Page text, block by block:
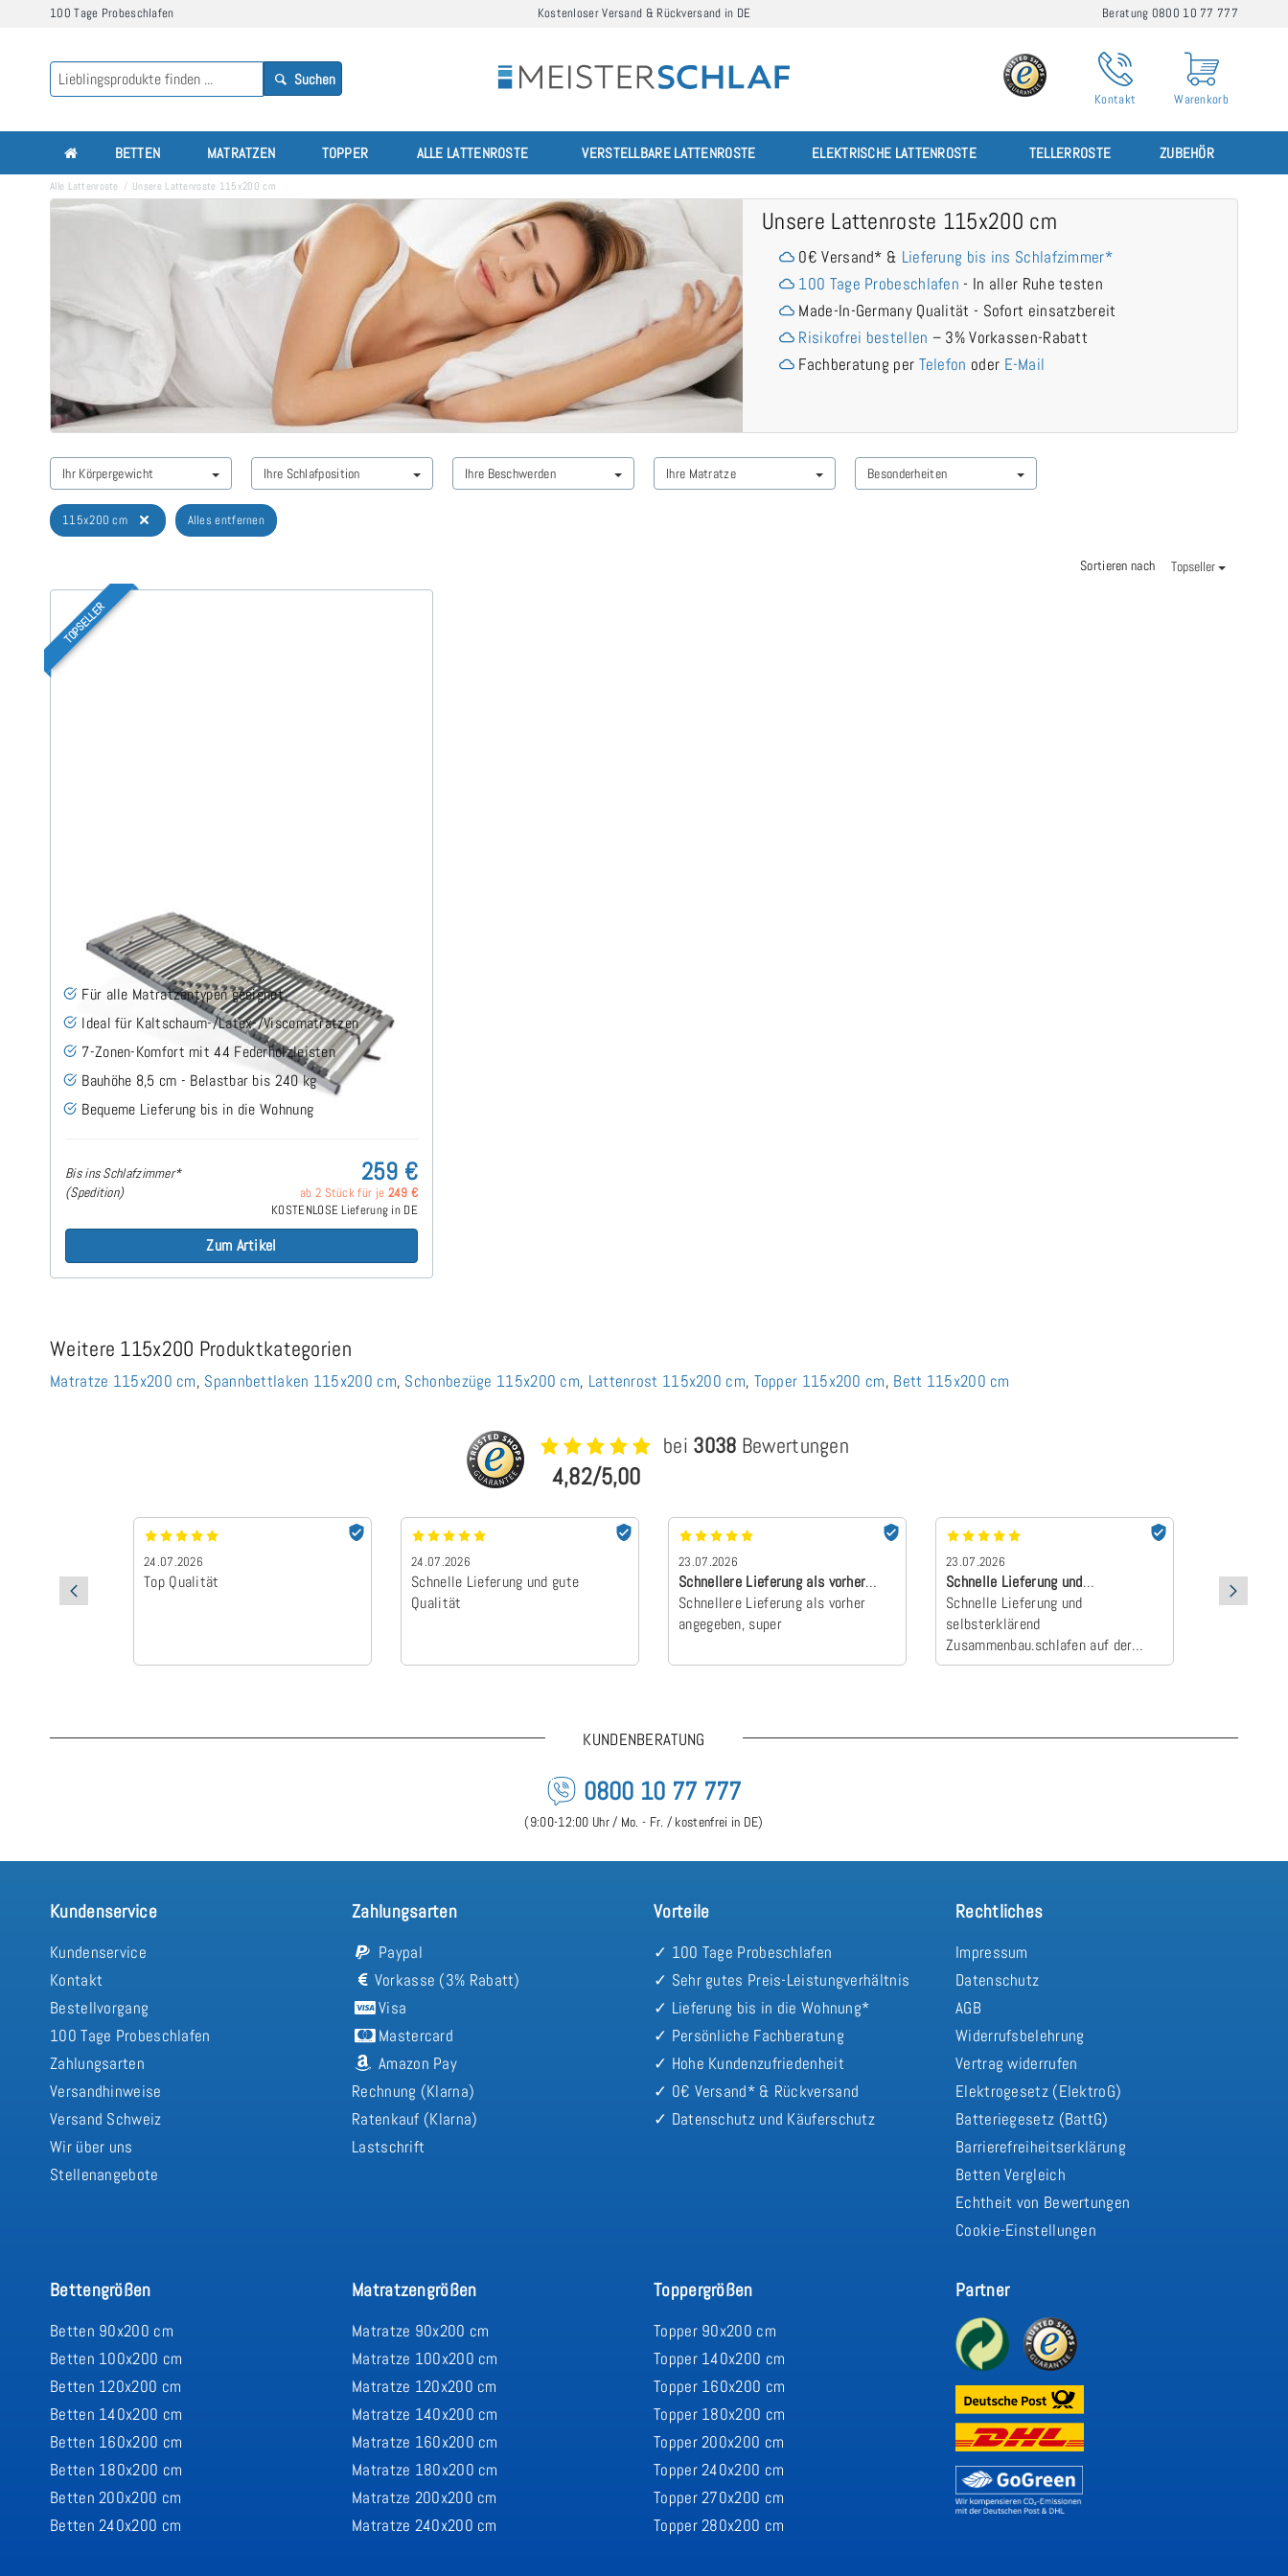
100 Tage Probeschlafen Kostenloser Versand & Rückversand in DE Beratung 0800 10 77 777
Suchen
Kontakt Warenkorb
BETTEN MATRATZEN TOPPER ALLE LATTENROSTE VERSTELLBARE LATTENROSTE ELEKTRISCHE LATTENROSTE TELLERROSTE ZUBEHÖR
Alle Lattenroste Unsere Lattenroste 115x200 cm
Unsere Lattenroste 115x200 cm
0€ Versand* & Lieferung bis ins Schlafzimmer*
100 Tage Probeschlafen - In aller Ruhe testen
Made-In-Germany Qualität - Sofort einsatzbereit
Risikofrei bestellen – 3% Vorkassen-Rabatt
Fachberatung per Telefon oder E-Mail
Ihr Körpergewicht Ihre Schlafposition Ihre Beschwerden Ihre Matratze Besonderheiten
115x200 cm Alles entfernen
Sortieren nach Topseller
TOPSELLER
Nimbo 44 NV - Lattenrost 115x200 cm
Für alle Matratzentypen geeignet
Ideal für Kaltschaum-/Latex-/Viscomatratzen
7-Zonen-Komfort mit 44 Federholzleisten
Bauhöhe 8,5 cm - Belastbar bis 240 kg
Bequeme Lieferung bis in die Wohnung
Bis ins Schlafzimmer*
(Spedition)
259 €
ab 2 Stück für je 249 €
KOSTENLOSE Lieferung in DE
Zum Artikel
Weitere 115x200 Produktkategorien
Matratze 115x200 cm, Spannbettlaken 115x200 cm, Schonbezüge 115x200 cm, Lattenrost 115x200 cm, Topper 115x200 cm, Bett 115x200 cm
4,82/5,00
bei 3038 Bewertungen
24.07.2026
Top Qualität
24.07.2026
Schnelle Lieferung und gute
Qualität
23.07.2026
Schnellere Lieferung als vorher
angegebe…
Schnellere Lieferung als vorher
angegeben, super
23.07.2026
Schnelle Lieferung und
selbsterklärend Z…
Schnelle Lieferung und
selbsterklärend
Zusammenbau.schlafen auf der
neuen Matratze einfach himmlisch
absolut
Der
KUNDENBERATUNG
0800 10 77 777
(9:00-12:00 Uhr / Mo. - Fr. / kostenfrei in DE)
Kundenservice
Kundenservice
Kontakt
Bestellvorgang
100 Tage Probeschlafen
Zahlungsarten
Versandhinweise
Versand Schweiz
Wir über uns
Stellenangebote
Zahlungsarten
Paypal
Vorkasse (3% Rabatt)
Visa
Mastercard
Amazon Pay
Rechnung (Klarna)
Ratenkauf (Klarna)
Lastschrift
Vorteile
✓ 100 Tage Probeschlafen
✓ Sehr gutes Preis-Leistungverhältnis
✓ Lieferung bis in die Wohnung*
✓ Persönliche Fachberatung
✓ Hohe Kundenzufriedenheit
✓ 0€ Versand* & Rückversand
✓ Datenschutz und Käuferschutz
Rechtliches
Impressum
Datenschutz
AGB
Widerrufsbelehrung
Vertrag widerrufen
Elektrogesetz (ElektroG)
Batteriegesetz (BattG)
Barrierefreiheitserklärung
Betten Vergleich
Echtheit von Bewertungen
Cookie-Einstellungen
Bettengrößen
Betten 90x200 cm
Betten 100x200 cm
Betten 120x200 cm
Betten 140x200 cm
Betten 160x200 cm
Betten 180x200 cm
Betten 200x200 cm
Betten 240x200 cm
Matratzengrößen
Matratze 90x200 cm
Matratze 100x200 cm
Matratze 120x200 cm
Matratze 140x200 cm
Matratze 160x200 cm
Matratze 180x200 cm
Matratze 200x200 cm
Matratze 240x200 cm
Toppergrößen
Topper 90x200 cm
Topper 140x200 cm
Topper 160x200 cm
Topper 180x200 cm
Topper 200x200 cm
Topper 240x200 cm
Topper 270x200 cm
Topper 280x200 cm
Partner